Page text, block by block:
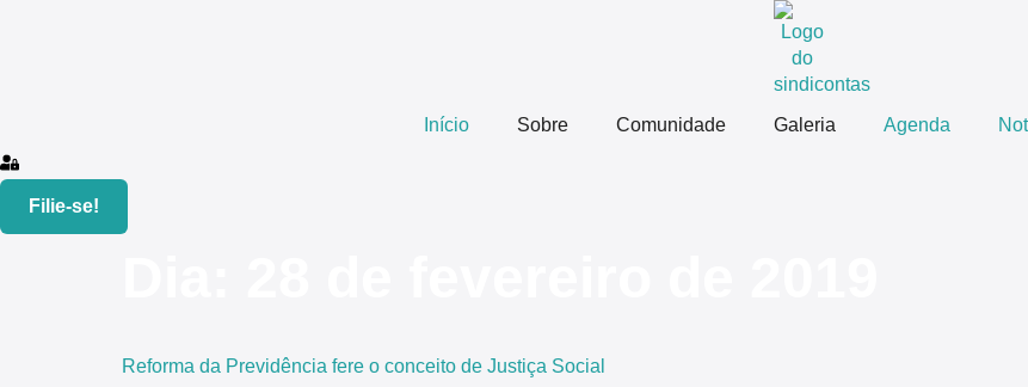
Início Sobre Comunidade Galeria Agenda
Filie-se!
Reforma da Previdência fere o conceito de Justiça Social